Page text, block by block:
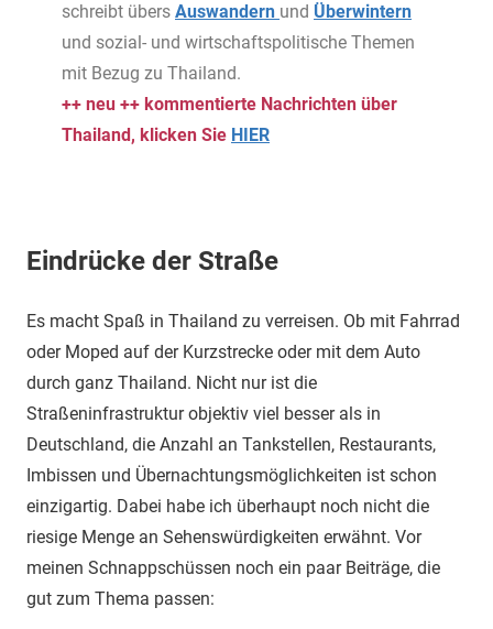
schreibt übers Auswandern und Überwintern
und sozial- und wirtschaftspolitische Themen
mit Bezug zu Thailand.
++ neu ++ kommentierte Nachrichten über
Thailand, klicken Sie HIER
Eindrücke der Straße
Es macht Spaß in Thailand zu verreisen. Ob mit Fahrrad
oder Moped auf der Kurzstrecke oder mit dem Auto
durch ganz Thailand. Nicht nur ist die
Straßeninfrastruktur objektiv viel besser als in
Deutschland, die Anzahl an Tankstellen, Restaurants,
Imbissen und Übernachtungsmöglichkeiten ist schon
einzigartig. Dabei habe ich überhaupt noch nicht die
riesige Menge an Sehenswürdigkeiten erwähnt. Vor
meinen Schnappschüssen noch ein paar Beiträge, die
gut zum Thema passen: